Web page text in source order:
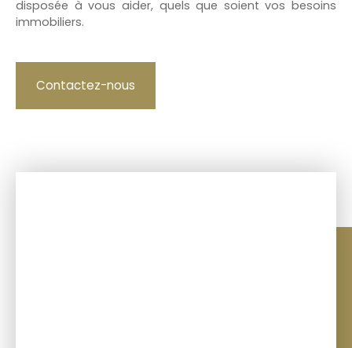
disposée à vous aider, quels que soient vos besoins
immobiliers.
Contactez-nous